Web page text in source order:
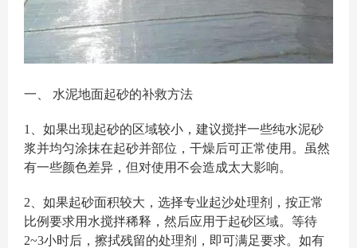
一、 水泥地面起砂的补救方法
1、如果出现起砂的区域较小，建议搅拌一些纯水泥砂
浆并均匀涂抹在起砂并部位，干燥后可正常使用。虽然
有一些颜色差异，但对使用不会造成太大影响。
2、如果起砂面积较大，选择专业起沙处理剂，按正常
比例要求用水搅拌稀释，然后应用于起砂区域。等待
2~3小时后，擦拭残留的处理剂，即可满足要求。如有